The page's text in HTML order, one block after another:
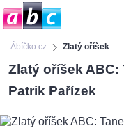
Ábíčko.cz Zlatý oříšek
Zlatý oříšek
Patrik Pařízek